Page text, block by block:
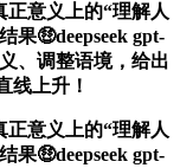
正意义上的“理解人
果🤑deepseek gpt-
、调整语境，给出
线上升！
正意义上的“理解人
果🤑deepseek gpt-